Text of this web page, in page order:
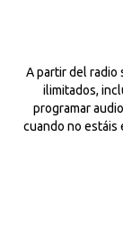
A partir del radio
ilimitados,
programar
cuando no estáis